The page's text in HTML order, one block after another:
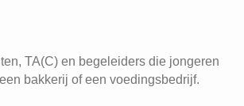
TA(C) en begeleiders die jongeren
bakkerij of een voedingsbedrijf.